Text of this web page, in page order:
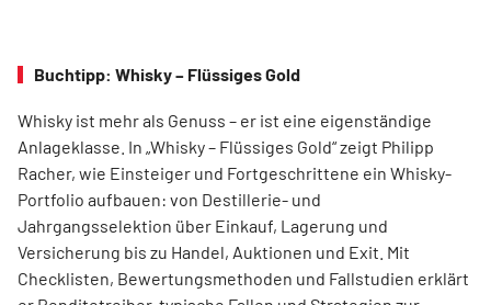
Buchtipp: Whisky – Flüssiges Gold
Whisky ist mehr als Genuss – er ist eine eigenständige
Anlageklasse. In „Whisky – Flüssiges Gold“ zeigt Philipp
Racher, wie Einsteiger und Fortgeschrittene ein Whisky-
Portfolio aufbauen: von Destillerie- und
Jahrgangsselektion über Einkauf, Lagerung und
Versicherung bis zu Handel, Auktionen und Exit. Mit
Checklisten, Bewertungsmethoden und Fallstudien erklärt